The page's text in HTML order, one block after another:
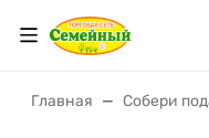
Главная Собери